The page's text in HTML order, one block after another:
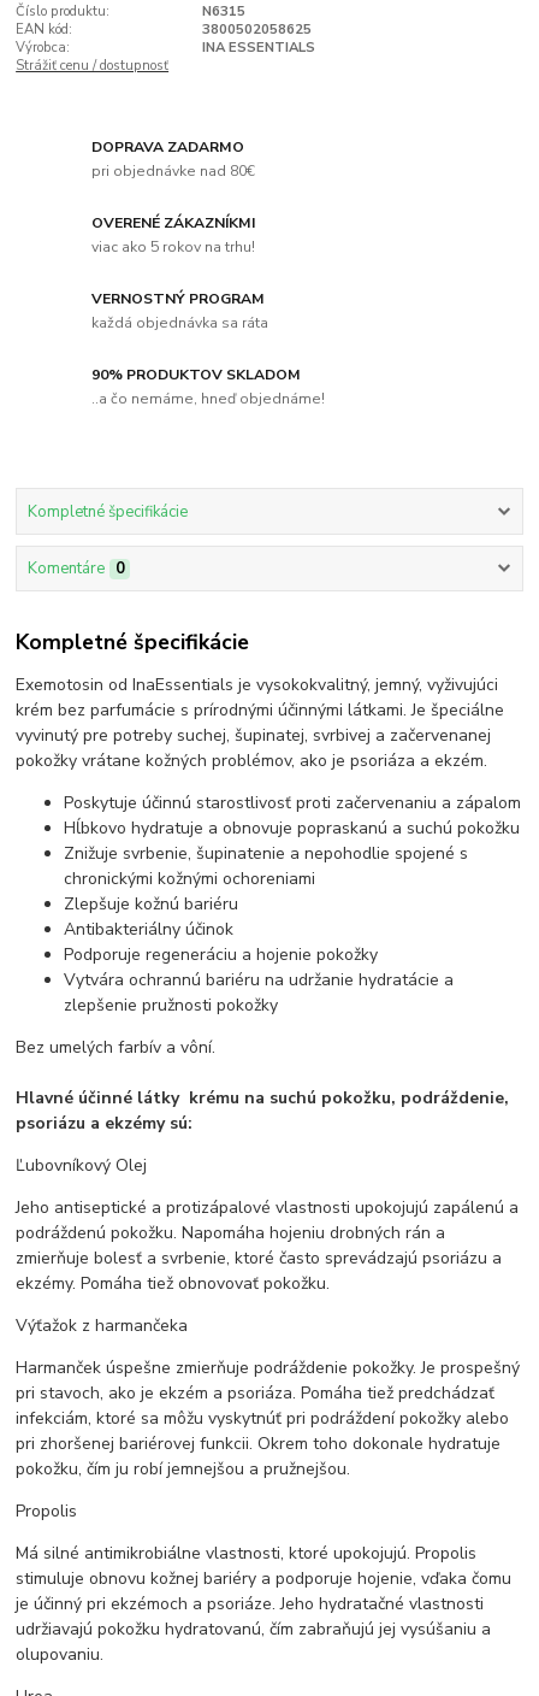
Číslo produktu:
N6315
EAN kód:
3800502058625
Výrobca:
INA ESSENTIALS
Strážiť cenu / dostupnosť
DOPRAVA ZADARMO
pri objednávke nad 80€
OVERENÉ ZÁKAZNÍKMI
viac ako 5 rokov na trhu!
VERNOSTNÝ PROGRAM
každá objednávka sa ráta
90% PRODUKTOV SKLADOM
..a čo nemáme, hneď objednáme!
Kompletné špecifikácie
Komentáre 0
Kompletné špecifikácie
Exemotosin od InaEssentials je vysokokvalitný, jemný, vyživujúci
krém bez parfumácie s prírodnými účinnými látkami. Je špeciálne
vyvinutý pre potreby suchej, šupinatej, svrbivej a začervenanej
pokožky vrátane kožných problémov, ako je psoriáza a ekzém.
Poskytuje účinnú starostlivosť proti začervenaniu a zápalom
Hĺbkovo hydratuje a obnovuje popraskanú a suchú pokožku
Znižuje svrbenie, šupinatenie a nepohodlie spojené s
chronickými kožnými ochoreniami
Zlepšuje kožnú bariéru
Antibakteriálny účinok
Podporuje regeneráciu a hojenie pokožky
Vytvára ochrannú bariéru na udržanie hydratácie a
zlepšenie pružnosti pokožky
Bez umelých farbív a vôní.
Hlavné účinné látky krému na suchú pokožku, podráždenie,
psoriázu a ekzémy sú:
Ľubovníkový Olej
Jeho antiseptické a protizápalové vlastnosti upokojujú zapálenú a
podráždenú pokožku. Napomáha hojeniu drobných rán a
zmierňuje bolesť a svrbenie, ktoré často sprevádzajú psoriázu a
ekzémy. Pomáha tiež obnovovať pokožku.
Výťažok z harmančeka
Harmanček úspešne zmierňuje podráždenie pokožky. Je prospešný
pri stavoch, ako je ekzém a psoriáza. Pomáha tiež predchádzať
infekciám, ktoré sa môžu vyskytnúť pri podráždení pokožky alebo
pri zhoršenej bariérovej funkcii. Okrem toho dokonale hydratuje
pokožku, čím ju robí jemnejšou a pružnejšou.
Propolis
Má silné antimikrobiálne vlastnosti, ktoré upokojujú. Propolis
stimuluje obnovu kožnej bariéry a podporuje hojenie, vďaka čomu
je účinný pri ekzémoch a psoriáze. Jeho hydratačné vlastnosti
udržiavajú pokožku hydratovanú, čím zabraňujú jej vysúšaniu a
olupovaniu.